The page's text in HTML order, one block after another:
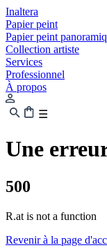
Inaltera
Papier peint
Papier peint
Collection artiste
Services
Professionnel
À propos
☰
Une
500
R.at is not a function
Revenir à la page